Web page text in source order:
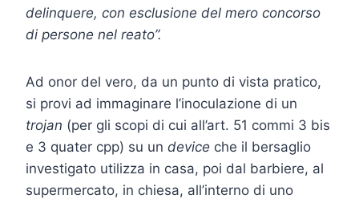
delinquere, con esclusione del mero concorso
di persone nel reato”.
Ad onor del vero, da un punto di vista pratico,
si provi ad immaginare l’inoculazione di un
trojan (per gli scopi di cui all’art. 51 commi 3 bis
e 3 quater cpp) su un device che il bersaglio
investigato utilizza in casa, poi dal barbiere, al
supermercato, in chiesa, all’interno di uno